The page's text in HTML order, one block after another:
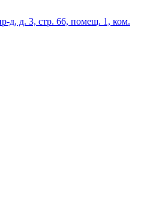
д, д. 3, cтр. 66, помещ. 1, ком.